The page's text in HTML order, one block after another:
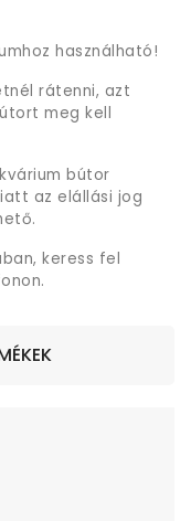
használható!
rátenni, azt
meg kell
bútor
az elállási jog
keress fel